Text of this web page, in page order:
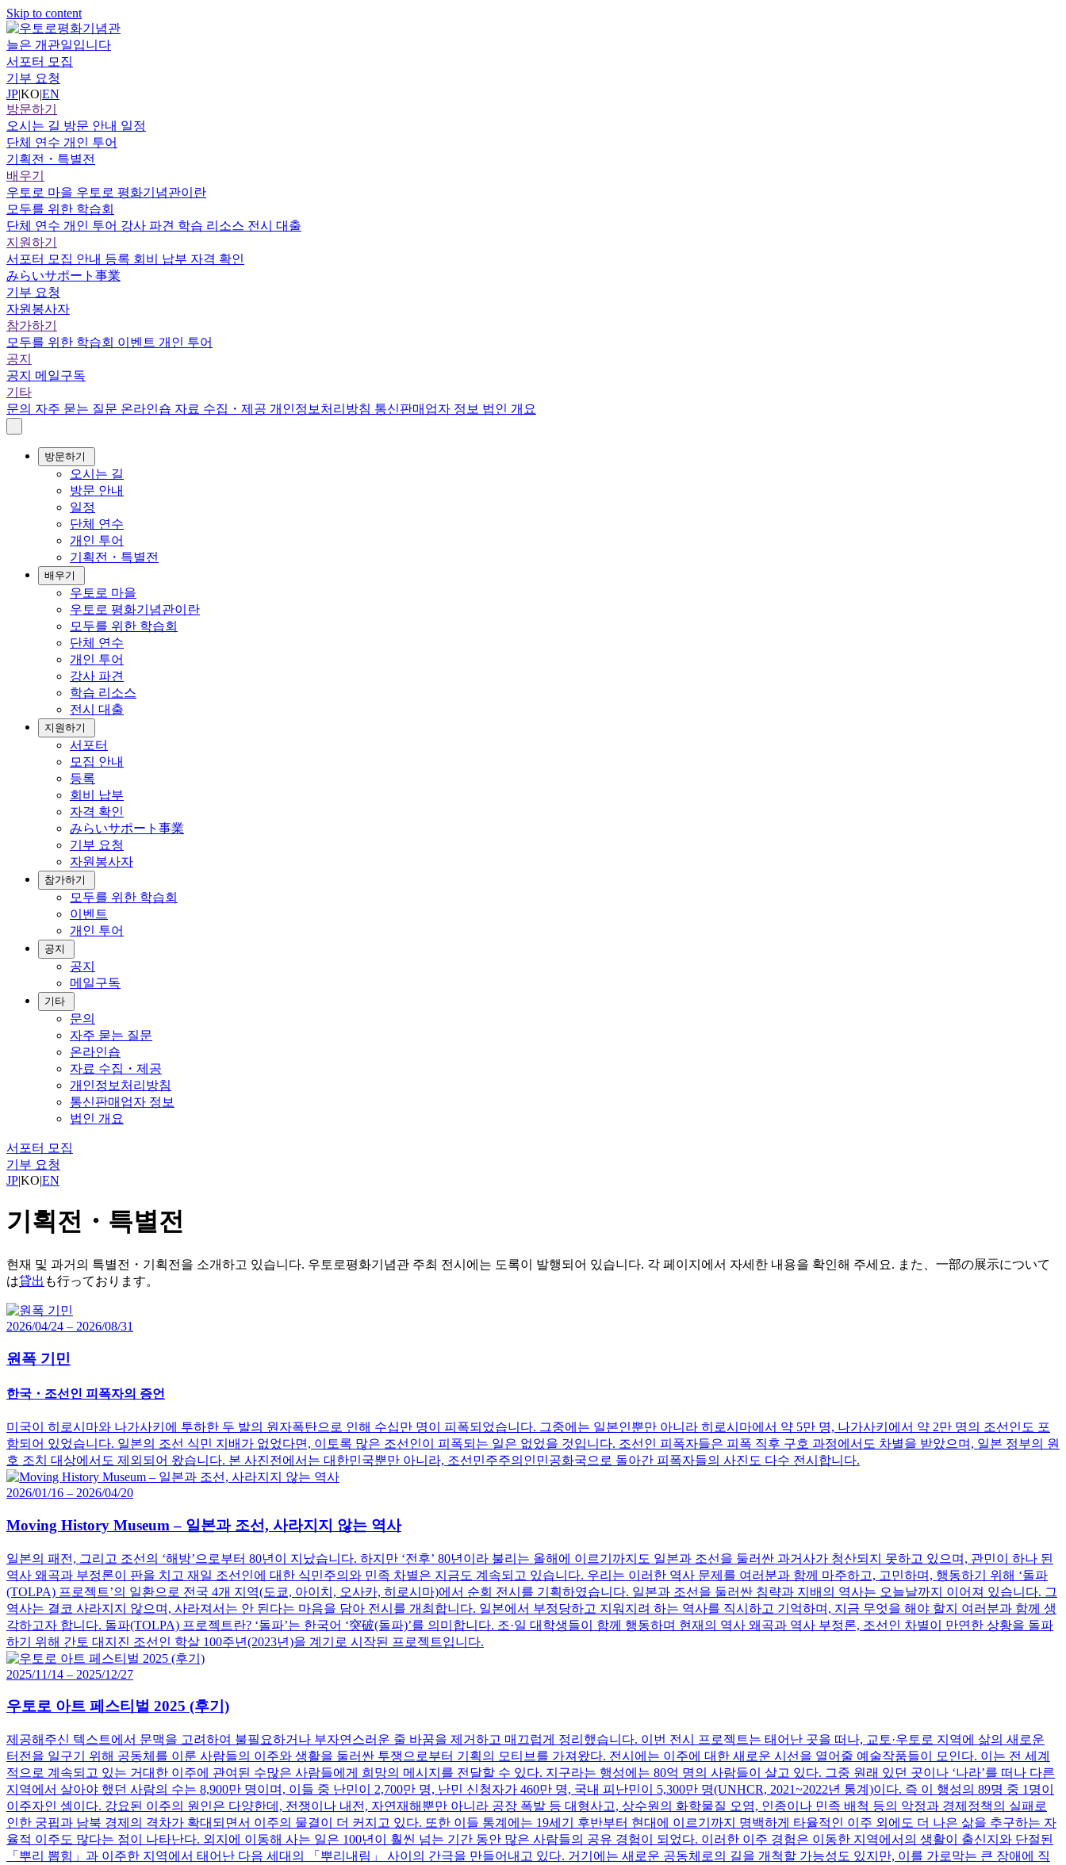
Skip to content
늘은 개관일입니다
서포터 모집
기부 요청
JP|KO|EN
방문하기
오시는 길 방문 안내 일정
단체 연수 개인 투어
기획전・특별전
배우기
우토로 마을 우토로 평화기념관이란
모두를 위한 학습회
단체 연수 개인 투어 강사 파견 학습 리소스 전시 대출
지원하기
서포터 모집 안내 등록 회비 납부 자격 확인
みらいサポート事業
기부 요청
자원봉사자
참가하기
모두를 위한 학습회 이벤트 개인 투어
공지
공지 메일구독
기타
문의 자주 묻는 질문 온라인숍 자료 수집・제공 개인정보처리방침 통신판매업자 정보 법인 개요
방문하기
오시는 길
방문 안내
일정
단체 연수
개인 투어
기획전・특별전
배우기
우토로 마을
우토로 평화기념관이란
모두를 위한 학습회
단체 연수
개인 투어
강사 파견
학습 리소스
전시 대출
지원하기
서포터
모집 안내
등록
회비 납부
자격 확인
みらいサポート事業
기부 요청
자원봉사자
참가하기
모두를 위한 학습회
이벤트
개인 투어
공지
공지
메일구독
기타
문의
자주 묻는 질문
온라인숍
자료 수집・제공
개인정보처리방침
통신판매업자 정보
법인 개요
서포터 모집
기부 요청
JP|KO|EN
기획전・특별전
현재 및 과거의 특별전・기획전을 소개하고 있습니다. 우토로평화기념관 주최 전시에는 도록이 발행되어 있습니다. 각 페이지에서 자세한 내용을 확인해 주세요. また、一部の展示について
は貸出 も行っております。
2026/04/24 – 2026/08/31
원폭 기민
한국・조선인 피폭자의 증언
미국이 히로시마와 나가사키에 투하한 두 발의 원자폭탄으로 인해 수십만 명이 피폭되었습니다. 그중에는 일본인뿐만 아니라 히로시마에서 약 5만 명, 나가사키에서 약 2만 명의 조선인도 포
함되어 있었습니다. 일본의 조선 식민 지배가 없었다면, 이토록 많은 조선인이 피폭되는 일은 없었을 것입니다. 조선인 피폭자들은 피폭 직후 구호 과정에서도 차별을 받았으며, 일본 정부의 원
호 조치 대상에서도 제외되어 왔습니다. 본 사진전에서는 대한민국뿐만 아니라, 조선민주주의인민공화국으로 돌아간 피폭자들의 사진도 다수 전시합니다.
2026/01/16 – 2026/04/20
Moving History Museum – 일본과 조선, 사라지지 않는 역사
일본의 패전, 그리고 조선의 ‘해방’으로부터 80년이 지났습니다. 하지만 ‘전후’ 80년이라 불리는 올해에 이르기까지도 일본과 조선을 둘러싼 과거사가 청산되지 못하고 있으며, 관민이 하나 된
역사 왜곡과 부정론이 판을 치고 재일 조선인에 대한 식민주의와 민족 차별은 지금도 계속되고 있습니다. 우리는 이러한 역사 문제를 여러분과 함께 마주하고, 고민하며, 행동하기 위해 ‘돌파
(TOLPA) 프로젝트’의 일환으로 전국 4개 지역(도쿄, 아이치, 오사카, 히로시마)에서 순회 전시를 기획하였습니다. 일본과 조선을 둘러싼 침략과 지배의 역사는 오늘날까지 이어져 있습니다. 그
역사는 결코 사라지지 않으며, 사라져서는 안 된다는 마음을 담아 전시를 개최합니다. 일본에서 부정당하고 지워지려 하는 역사를 직시하고 기억하며, 지금 무엇을 해야 할지 여러분과 함께 생
각하고자 합니다. 돌파(TOLPA) 프로젝트란? ‘돌파’는 한국어 ‘突破(돌파)’를 의미합니다. 조·일 대학생들이 함께 행동하며 현재의 역사 왜곡과 역사 부정론, 조선인 차별이 만연한 상황을 돌파
하기 위해 간토 대지진 조선인 학살 100주년(2023년)을 계기로 시작된 프로젝트입니다.
2025/11/14 – 2025/12/27
우토로 아트 페스티벌 2025 (후기)
제공해주신 텍스트에서 문맥을 고려하여 불필요하거나 부자연스러운 줄 바꿈을 제거하고 매끄럽게 정리했습니다. 이번 전시 프로젝트는 태어난 곳을 떠나, 교토·우토로 지역에 삶의 새로운
터전을 일구기 위해 공동체를 이룬 사람들의 이주와 생활을 둘러싼 투쟁으로부터 기획의 모티브를 가져왔다. 전시에는 이주에 대한 새로운 시선을 열어줄 예술작품들이 모인다. 이는 전 세계
적으로 계속되고 있는 거대한 이주에 관여된 수많은 사람들에게 희망의 메시지를 전달할 수 있다. 지구라는 행성에는 80억 명의 사람들이 살고 있다. 그중 원래 있던 곳이나 ‘나라’를 떠나 다른
지역에서 살아야 했던 사람의 수는 8,900만 명이며, 이들 중 난민이 2,700만 명, 난민 신청자가 460만 명, 국내 피난민이 5,300만 명(UNHCR, 2021~2022년 통계)이다. 즉 이 행성의 89명 중 1명이
이주자인 셈이다. 강요된 이주의 원인은 다양한데, 전쟁이나 내전, 자연재해뿐만 아니라 공장 폭발 등 대형사고, 상수원의 화학물질 오염, 인종이나 민족 배척 등의 악정과 경제정책의 실패로
인한 궁핍과 남북 경제의 격차가 확대되면서 이주의 물결이 더 커지고 있다. 또한 이들 통계에는 19세기 후반부터 현대에 이르기까지 명백하게 타율적인 이주 외에도 더 나은 삶을 추구하는 자
율적 이주도 많다는 점이 나타난다. 외지에 이동해 사는 일은 100년이 훨씬 넘는 기간 동안 많은 사람들의 공유 경험이 되었다. 이러한 이주 경험은 이동한 지역에서의 생활이 출신지와 단절된
「뿌리 뽑힘」과 이주한 지역에서 태어난 다음 세대의 「뿌리내림」 사이의 간극을 만들어내고 있다. 거기에는 새로운 공동체로의 길을 개척할 가능성도 있지만, 이를 가로막는 큰 장애에 직